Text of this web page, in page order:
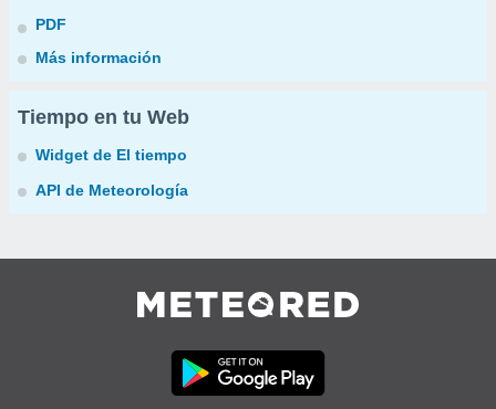
PDF
Más información
Tiempo en tu Web
Widget de El tiempo
API de Meteorología